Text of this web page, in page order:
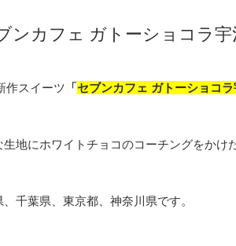
ンカフェ ガトーショコラ宇
作スイーツ 「セブンカフェ ガトーショコ
地にホワイトチョコのコーチングをかけ
千葉県、東京都、神奈川県です。